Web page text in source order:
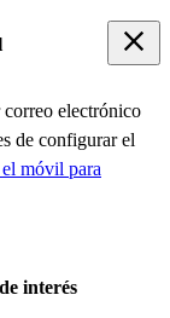
electrónico
de configurar el
móvil para
interés